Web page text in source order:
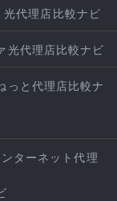
代理店比較ナビ
光代理店比較ナビ
っと代理店比較ナ
ターネット代理